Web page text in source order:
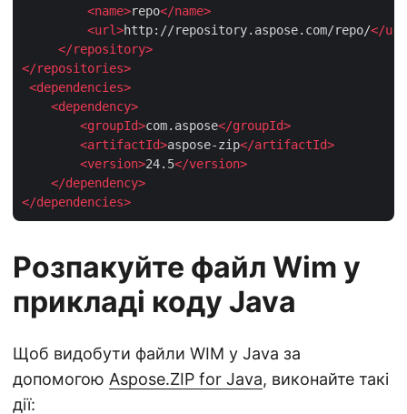
<name>repo</name>
<url>http://repository.aspose.com/repo/</url
</repository>
</repositories>
<dependencies>
<dependency>
<groupId>com.aspose</groupId>
<artifactId>aspose-zip</artifactId>
<version>24.5</version>
</dependency>
</dependencies>
Розпакуйте файл Wim у
прикладі коду Java
Щоб видобути файли WIM у Java за
допомогою Aspose.ZIP for Java, виконайте такі
дії: